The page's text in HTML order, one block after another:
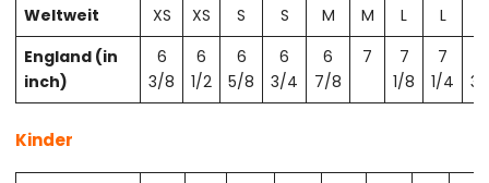
Weltweit XS XS S S M M L L
England (in
inch)
6
3/8
6
1/2
6
5/8
6
3/4
6
7/8
7
7
1/8
7
1/4
Kinder